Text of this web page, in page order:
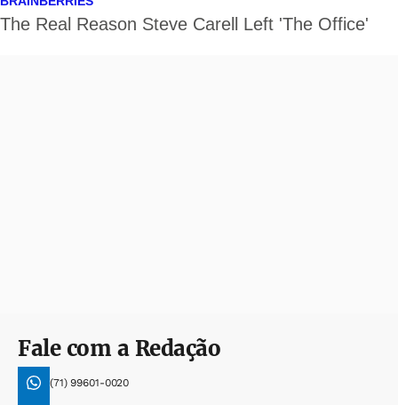
Fale com a Redação
(71) 99601-0020